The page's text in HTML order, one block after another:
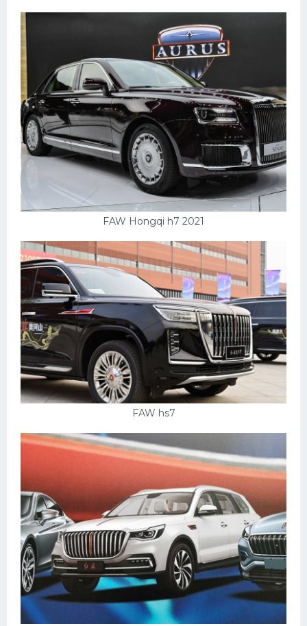
FAW Hongqi h7 2021
FAW hs7